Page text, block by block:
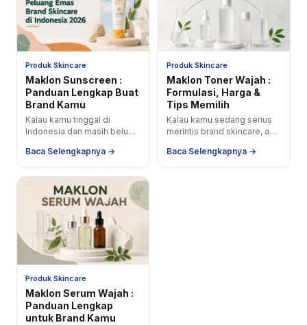
Produk Skincare
Maklon Sunscreen :
Panduan Lengkap Buat
Brand Kamu
Kalau kamu tinggal di
Indonesia dan masih belum
itu PR tersendiri. Tapi kalau
kamu...
Baca Selengkapnya →
Produk Skincare
Maklon Toner Wajah :
Formulasi, Harga &
Tips Memilih
Kalau kamu sedang serius
merintis brand skincare, ada
andalan pertama: toner.
Produk ini...
Baca Selengkapnya →
Produk Skincare
Maklon Serum Wajah :
Panduan Lengkap
untuk Brand Kamu